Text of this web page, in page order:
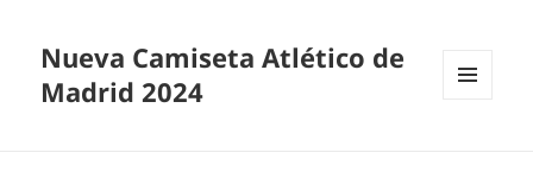
Nueva Camiseta Atlético de
Madrid 2024